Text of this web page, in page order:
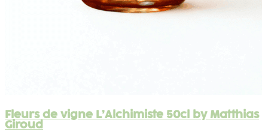
Fleurs de vigne L’Alchimiste 50cl by Matthias
Giroud